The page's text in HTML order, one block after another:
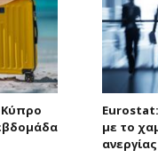
Κύπρο
με το